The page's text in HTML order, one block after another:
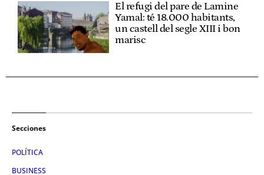
El refugi del pare de Lamine
Yamal: té 18.000 habitants,
un castell del segle XIII i bon
marisc
Secciones
POLÍTICA
BUSINESS